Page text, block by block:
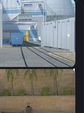
800
0.65
1
6/11
0